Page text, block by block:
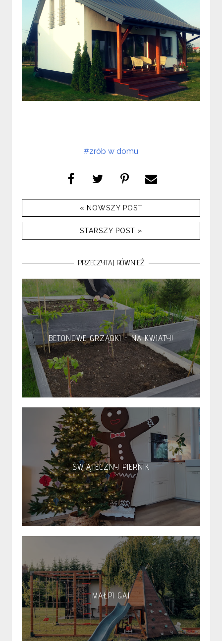
#zrób w domu
« NOWSZY POST
STARSZY POST »
PRZECZYTAJ RÓWNIEŻ
BETONOWE GRZĄDKI - NA KWIATY!
ŚWIĄTECZNY PIERNIK
MAŁPI GAJ